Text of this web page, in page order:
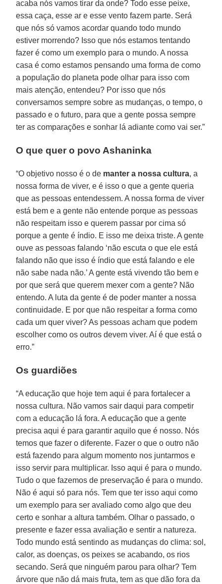
acaba nós vamos tirar da onde? Todo esse peixe,
essa caça, esse ar e esse vento fazem parte. Será
que nós só vamos acordar quando todo mundo
estiver morrendo? Isso que nós estamos tentando
fazer é como um exemplo para o mundo. A nossa
casa é como estamos pensando uma forma de como
a população do planeta pode olhar para isso com
mais atenção, entendeu? Por isso que nós
conversamos sempre sobre as mudanças, o tempo, o
passado e o futuro, para que a gente possa sempre
ter as comparações e sonhar lá adiante como vai ser.”
O que quer o povo Ashaninka
“O objetivo nosso é o de manter a nossa cultura, a
nossa forma de viver, e é isso o que a gente queria
que as pessoas entendessem. A nossa forma de viver
está bem e a gente não entende porque as pessoas
não respeitam isso e querem passar por cima só
porque a gente é índio. E isso me deixa triste. A gente
ouve as pessoas falando ‘não escuta o que ele está
falando não que isso é índio que está falando e ele
não sabe nada não.’ A gente está vivendo tão bem e
por que será que querem mexer com a gente? Não
entendo. A luta da gente é de poder manter a nossa
continuidade. E por que não respeitar a forma como
cada um quer viver? As pessoas acham que podem
escolher como os outros devem viver. Aí é que está o
erro.”
Os guardiões
“A educação que hoje tem aqui é para fortalecer a
nossa cultura. Não vamos sair daqui para competir
com a educação lá fora. A educação que a gente
precisa aqui é para garantir aquilo que é nosso. Nós
temos que fazer o diferente. Fazer o que o outro não
está fazendo para algum momento nos juntarmos e
isso servir para multiplicar. Isso aqui é para o mundo.
Tudo o que fazemos de preservação é para o mundo.
Não é aqui só para nós. Tem que ter isso aqui como
um exemplo para ser avaliado como algo que deu
certo e sonhar a altura também. Olhar o passado, o
presente e fazer essa avaliação e sentir a natureza.
Todo mundo está sentindo as mudanças do clima: sol,
calor, as doenças, os peixes se acabando, os rios
secando. Será que ninguém parou para olhar? Tem
árvore que não dá mais fruta, tem as que dão fora da